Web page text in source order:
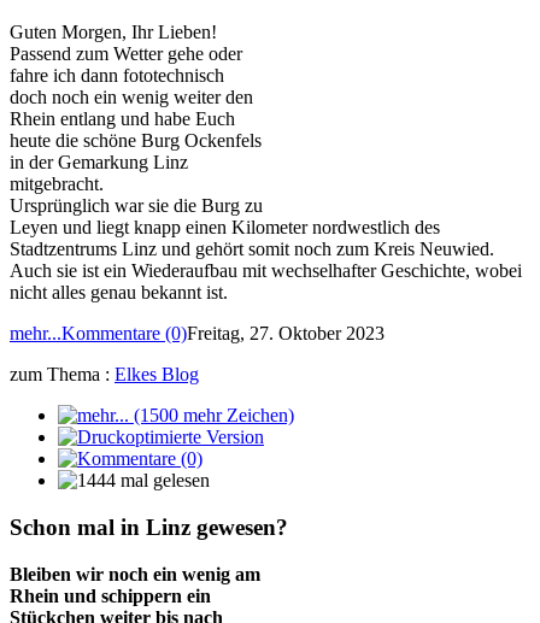
Guten Morgen, Ihr Lieben!
Passend zum Wetter gehe oder
fahre ich dann fototechnisch
doch noch ein wenig weiter den
Rhein entlang und habe Euch
heute die schöne Burg Ockenfels
in der Gemarkung Linz
mitgebracht.
Ursprünglich war sie die Burg zu
Leyen und liegt knapp einen Kilometer nordwestlich des
Stadtzentrums Linz und gehört somit noch zum Kreis Neuwied.
Auch sie ist ein Wiederaufbau mit wechselhafter Geschichte, wobei
nicht alles genau bekannt ist.
mehr...Kommentare (0)Freitag, 27. Oktober 2023
zum Thema : Elkes Blog
Schon mal in Linz gewesen?
Bleiben wir noch ein wenig am
Rhein und schippern ein
Stückchen weiter bis nach